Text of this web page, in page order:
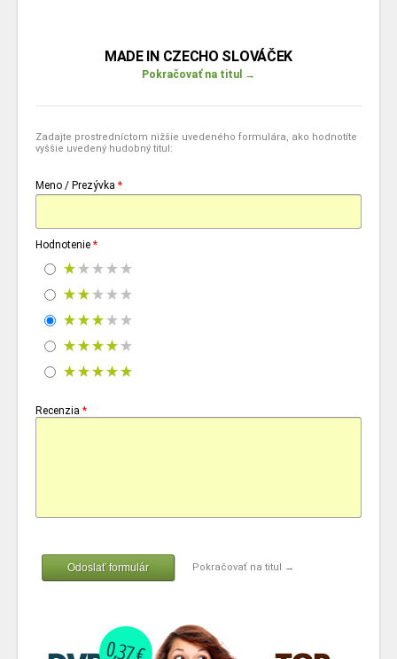
MADE IN CZECHO SLOVÁČEK
Pokračovať na titul →
Zadajte prostredníctom nižšie uvedeného formulára, ako hodnotíte
vyššie uvedený hudobný titul:
Meno / Prezývka *
Hodnotenie *
Recenzia *
Odoslať formulár Pokračovať na titul →